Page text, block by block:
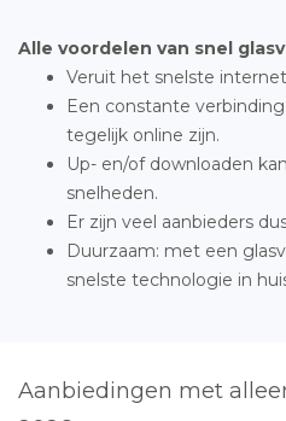
Alle voordelen van snel
Veruit het snelste
Een constante
tegelijk online zijn.
Up- en/of downloaden
snelheden.
Er zijn veel aanbieders
Duurzaam: met een
snelste technologie in
Aanbiedingen met